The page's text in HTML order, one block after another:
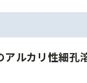
ルカリ性細